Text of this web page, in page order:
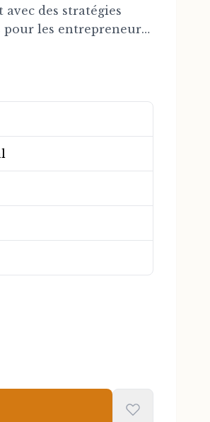
des stratégies
pour les entrepreneurs
entrepreneurial,
des solutions
prospère. À
éprouvés,
la créativité et
cet
pour bâtir un projet